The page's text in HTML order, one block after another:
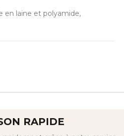
en laine et polyamide,
RAPIDE